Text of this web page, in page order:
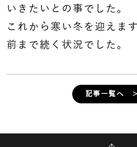
いきたいとの事でした。
これから寒い冬を迎えま
前まで続く状況でした。
記事一覧へ ＞